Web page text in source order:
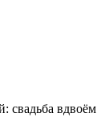
свадьба вдвоём